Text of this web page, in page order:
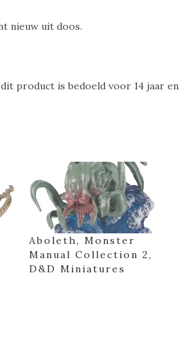
nieuw uit doos.
product is bedoeld voor 14 jaar en
Aboleth, Monster
Manual Collection 2,
D&D Miniatures